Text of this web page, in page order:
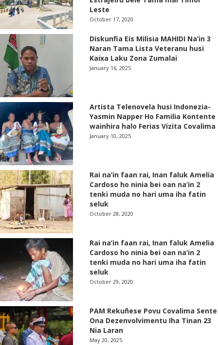
Leste
October 17, 2020
Diskunfia Eis Milisia MAHIDI Na’in 3
Naran Tama Lista Veteranu husi
Kaixa Laku Zona Zumalai
January 16, 2025
Artista Telenovela husi Indonezia-
Yasmin Napper Ho Familia Kontente
wainhira halo Ferias Vizita Covalima
January 10, 2025
Rai na’in faan rai, Inan faluk Amelia
Cardoso ho ninia bei oan na’in 2
tenki muda no hari uma iha fatin
seluk
October 28, 2020
Rai na’in faan rai, Inan faluk Amelia
Cardoso ho ninia bei oan na’in 2
tenki muda no hari uma iha fatin
seluk
October 29, 2020
PAM Rekuñese Povu Covalima Sente
Ona Dezenvolvimentu Iha Tinan 23
Nia Laran
May 20, 2025